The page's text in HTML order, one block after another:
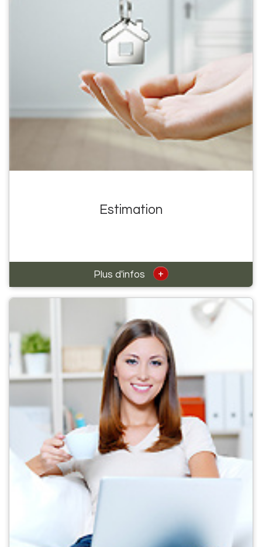
Estimation
Plus d'infos +